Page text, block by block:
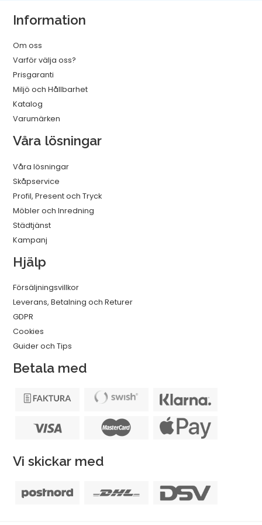
Information
Om oss
Varför välja oss?
Prisgaranti
Miljö och Hållbarhet
Katalog
Varumärken
Våra lösningar
Våra lösningar
Skåpservice
Profil, Present och Tryck
Möbler och Inredning
Städtjänst
Kampanj
Hjälp
Försäljningsvillkor
Leverans, Betalning och Returer
GDPR
Cookies
Guider och Tips
Betala med
Vi skickar med